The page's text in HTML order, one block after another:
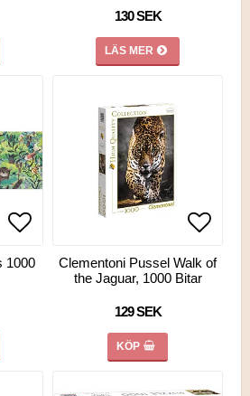
130 SEK
LÄS MER
Lägg till i favoritlistan
1000
Lägg
Lägg
Clementoni Pussel Walk of
the Jaguar, 1000 Bitar
129 SEK
KÖP